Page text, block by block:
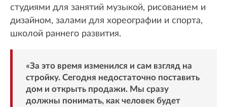
студиями для занятий музыкой, рисованием и
дизайном, залами для хореографии и спорта,
школой раннего развития.
«За это время изменился и сам взгляд на
стройку. Сегодня недостаточно поставить
дом и открыть продажи. Мы сразу
должны понимать, как человек будет